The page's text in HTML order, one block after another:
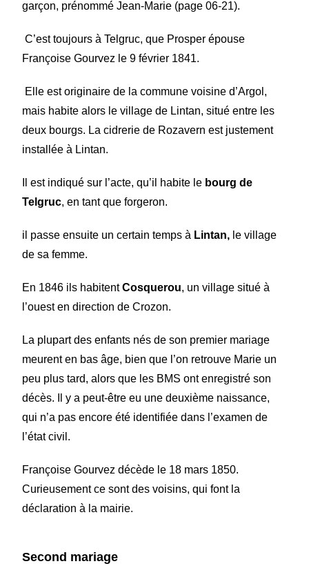
garçon, prénommé Jean-Marie (page 06-21).
C’est toujours à Telgruc, que Prosper épouse
Françoise Gourvez le 9 février 1841.
Elle est originaire de la commune voisine d’Argol,
mais habite alors le village de Lintan, situé entre les
deux bourgs. La cidrerie de Rozavern est justement
installée à Lintan.
Il est indiqué sur l’acte, qu’il habite le bourg de
Telgruc, en tant que forgeron.
il passe ensuite un certain temps à Lintan, le village
de sa femme.
En 1846 ils habitentCosquerou, un village situé à
l’ouest en direction de Crozon.
La plupart des enfants nés de son premier mariage
meurent en bas âge, bien que l’on retrouve Marie un
peu plus tard, alors que les BMS ont enregistré son
décès.
Il y a peut-être eu une deuxième naissance,
qui n’a pas encore été identifiée dans l’examen de
l’état civil.
Françoise Gourvez décède le 18 mars 1850.
Curieusement ce sont des voisins, qui font la
déclaration à la mairie.
Second mariage